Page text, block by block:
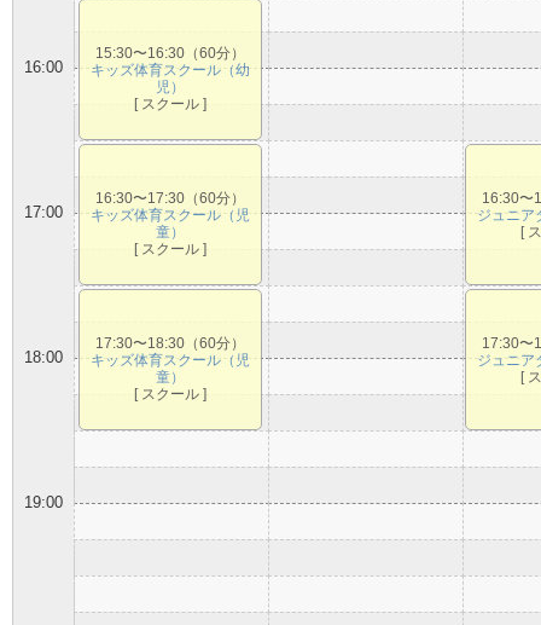
16:00
17:00
18:00
19:00
15:30〜16:30（60分）
キッズ体育スクール（幼
児）
[ スクール ]
16:30〜17:30（60分）
キッズ体育スクール（児
童）
[ スクール ]
17:30〜18:30（60分）
キッズ体育スクール（児
童）
[ スクール ]
16:30〜
ジュニア
[
17:30〜
ジュニア
[